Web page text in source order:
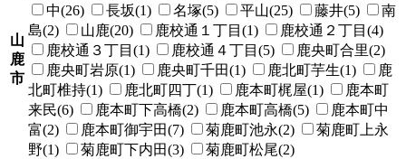
山
鹿
市
中(26)
長坂(1) 名塚(5) 平山(25) 藤井(5)
南
島(2)
山鹿(20) 鹿校通１丁目(1)
鹿校通２丁目(4)
鹿校通３丁目(1)
鹿校通４丁目(5)
鹿央町合里(2)
鹿央町岩原(1)
鹿央町千田(1) 鹿北町芋生(1)
鹿
北町椎持(1)
鹿北町四丁(1) 鹿本町梶屋(1)
鹿本町
来民(6)
鹿本町下高橋(2) 鹿本町高橋(5)
鹿本町中
富(2)
鹿本町御宇田(7) 菊鹿町池永(2)
菊鹿町上永
野(1)
菊鹿町下内田(3) 菊鹿町松尾(2)